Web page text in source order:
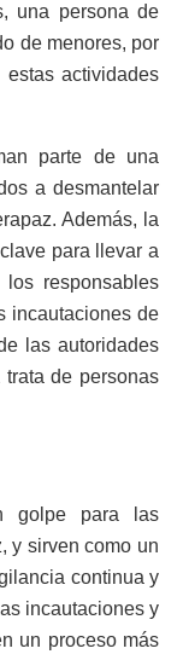
una persona de
de menores, por
actividades
parte de una
a desmantelar
Además, la
para llevar a
responsables
incautaciones de
las autoridades
de personas
golpe para las
y sirven como un
continua y
incautaciones y
un proceso más